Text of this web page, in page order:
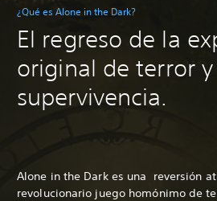
¿Qué es Alone in the Dark?
El regreso de la
original de terror y
supervivencia.
Alone in the Dark es una reversión
revolucionario juego homónimo de